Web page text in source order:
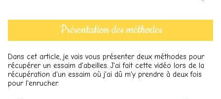
Présentation des méthodes
Dans cet article, je vais vous présenter deux méthodes pour
récupérer un essaim d'abeilles. J'ai fait cette vidéo lors de la
récupération d'un essaim où j'ai dû m'y prendre à deux fois
pour l'enrucher.